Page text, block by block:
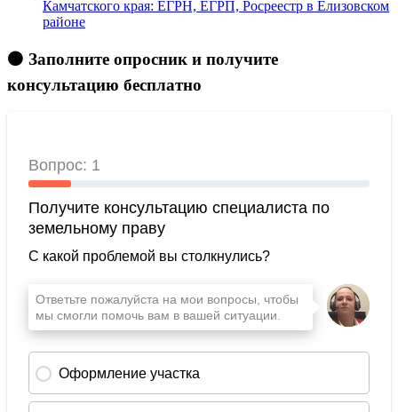
Камчатского края: ЕГРН, ЕГРП, Росреестр в Елизовском
районе
🟠 Заполните опросник и получите
консультацию бесплатно